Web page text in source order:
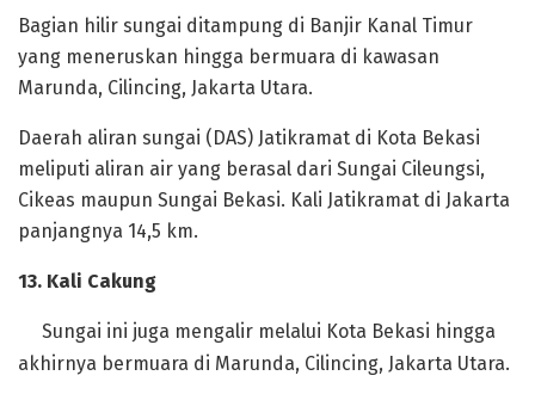
Bagian hilir sungai ditampung di Banjir Kanal Timur
yang meneruskan hingga bermuara di kawasan
Marunda, Cilincing, Jakarta Utara.
‎Daerah aliran sungai (DAS) Jatikramat di Kota Bekasi
meliputi aliran air yang berasal dari Sungai Cileungsi,
Cikeas maupun Sungai Bekasi. Kali Jatikramat di Jakarta
panjangnya 14,5 km.
‎13. Kali Cakung
Sungai ini juga mengalir melalui Kota Bekasi hingga
akhirnya bermuara di Marunda, Cilincing, Jakarta Utara.